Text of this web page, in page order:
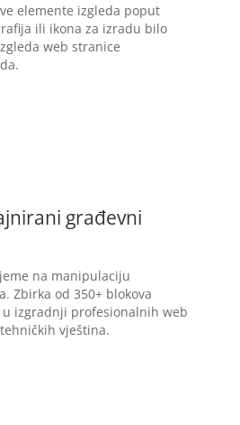
elemente izgleda poput
ili ikona za izradu bilo
web stranice
građevni
na manipulaciju
Zbirka od 350+ blokova
izgradnji profesionalnih web
vještina.